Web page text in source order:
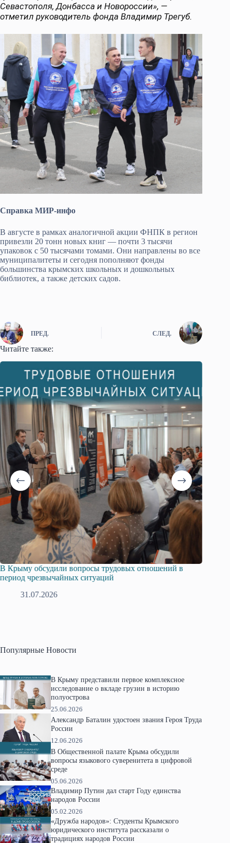
Севастополя, Донбасса и Новороссии», —
отметил руководитель фонда Владимир Трегуб.
Справка МИР-инфо
В августе в рамках аналогичной акции ФНПК в регион
привезли 20 тонн новых книг — почти 3 тысячи
упаковок с 50 тысячами томами. Они направлены во все
муниципалитеты и сегодня пополняют фонды
большинства крымских школьных и дошкольных
библиотек, а также детских садов.
ПРЕД. СЛЕД.
Читайте также:
Русская община Крыма и Федерация независимых
профсоюзов Крыма укрепляют сотрудничество
28.07.2026
Популярные Новости
В Крыму представили первое комплексное
исследование о вкладе грузин в историю
полуострова
25.06.2026
Александр Баталин удостоен звания Героя Труда
России
12.06.2026
В Общественной палате Крыма обсудили
вопросы языкового суверенитета в цифровой
среде
05.06.2026
Владимир Путин дал старт Году единства
народов России
05.02.2026
«Дружба народов»: Студенты Крымского
юридического института рассказали о
традициях народов России